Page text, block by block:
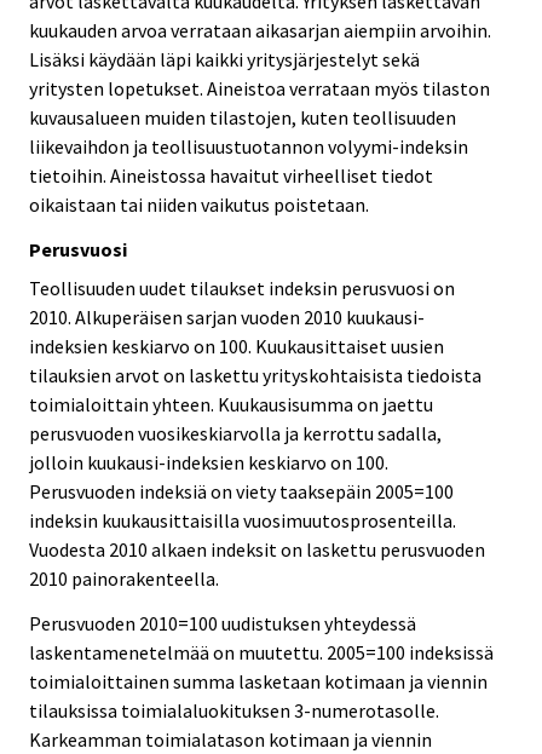
kuukauden arvoa verrataan aikasarjan aiempiin arvoihin.
Lisäksi käydään läpi kaikki yritysjärjestelyt sekä
yritysten lopetukset. Aineistoa verrataan myös tilaston
kuvausalueen muiden tilastojen, kuten teollisuuden
liikevaihdon ja teollisuustuotannon volyymi-indeksin
tietoihin. Aineistossa havaitut virheelliset tiedot
oikaistaan tai niiden vaikutus poistetaan.
Perusvuosi
Teollisuuden uudet tilaukset indeksin perusvuosi on
2010. Alkuperäisen sarjan vuoden 2010 kuukausi-
indeksien keskiarvo on 100. Kuukausittaiset uusien
tilauksien arvot on laskettu yrityskohtaisista tiedoista
toimialoittain yhteen. Kuukausisumma on jaettu
perusvuoden vuosikeskiarvolla ja kerrottu sadalla,
jolloin kuukausi-indeksien keskiarvo on 100.
Perusvuoden indeksiä on viety taaksepäin 2005=100
indeksin kuukausittaisilla vuosimuutosprosenteilla.
Vuodesta 2010 alkaen indeksit on laskettu perusvuoden
2010 painorakenteella.
Perusvuoden 2010=100 uudistuksen yhteydessä
laskentamenetelmää on muutettu. 2005=100 indeksissä
toimialoittainen summa lasketaan kotimaan ja viennin
tilauksissa toimialaluokituksen 3-numerotasolle.
Karkeamman toimialatason kotimaan ja viennin